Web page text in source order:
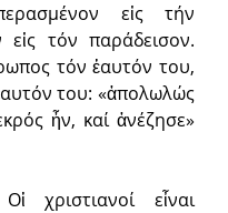
εἰς τήν
τόν παράδεισον.
τόν ἑαυτόν του,
του: «ἀπολωλώς
ἦν, καί ἀνέζησε»
χριστιανοί εἶναι